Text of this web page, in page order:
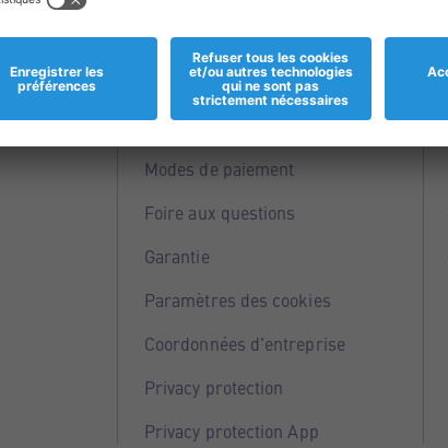
Informations
Magasins
Modes de paiement
Foire aux questions
Garantie
Paramètres des cookies
Coordonnées d'entreprise
Privacy protection
Privacy protection App